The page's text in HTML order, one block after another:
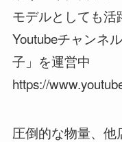
モデルとしても活
Youtubeチャンネ
子」を運営中
https://
圧倒的な物量、